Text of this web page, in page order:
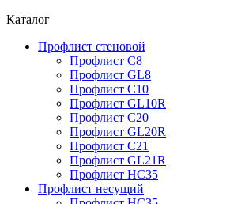
Каталог
Профлист стеновой
Профлист С8
Профлист GL8
Профлист С10
Профлист GL10R
Профлист С20
Профлист GL20R
Профлист С21
Профлист GL21R
Профлист НС35
Профлист несущий